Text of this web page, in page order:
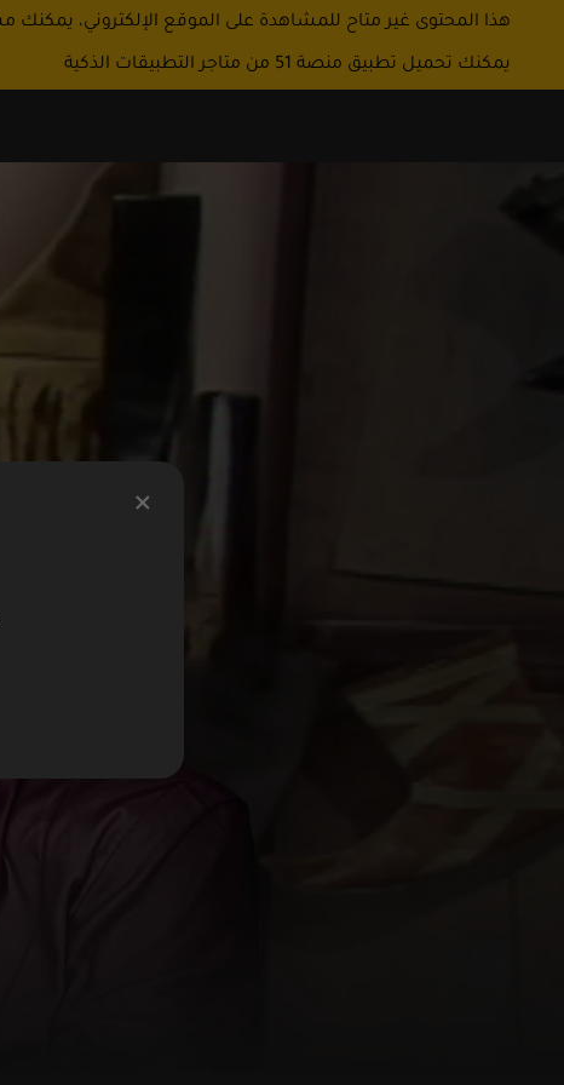
هذا المحتوى غير متاح للمشاهدة على الموقع الإلكتروني، يمكنك
يمكنك تحميل تطبيق منصة 51 من متاجر التطبيقات الذكية